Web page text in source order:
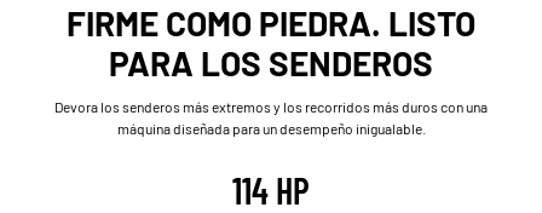
FIRME COMO PIEDRA. LISTO
PARA LOS SENDEROS
Devora los senderos más extremos y los recorridos más duros con una
máquina diseñada para un desempeño inigualable.
114 HP